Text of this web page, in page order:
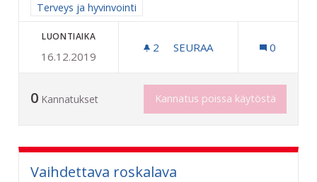
Rajaa tulokset aihepiirin mukaan: Terveys ja hyvinvointi
Terveys ja hyvinvointi
LUONTIAIKA
16.12.2019
2 2 SEURAAJAA
SEURAA 0
0 Kannatukset Kannatus poissa käytöstä
Vaihdettava roskalava